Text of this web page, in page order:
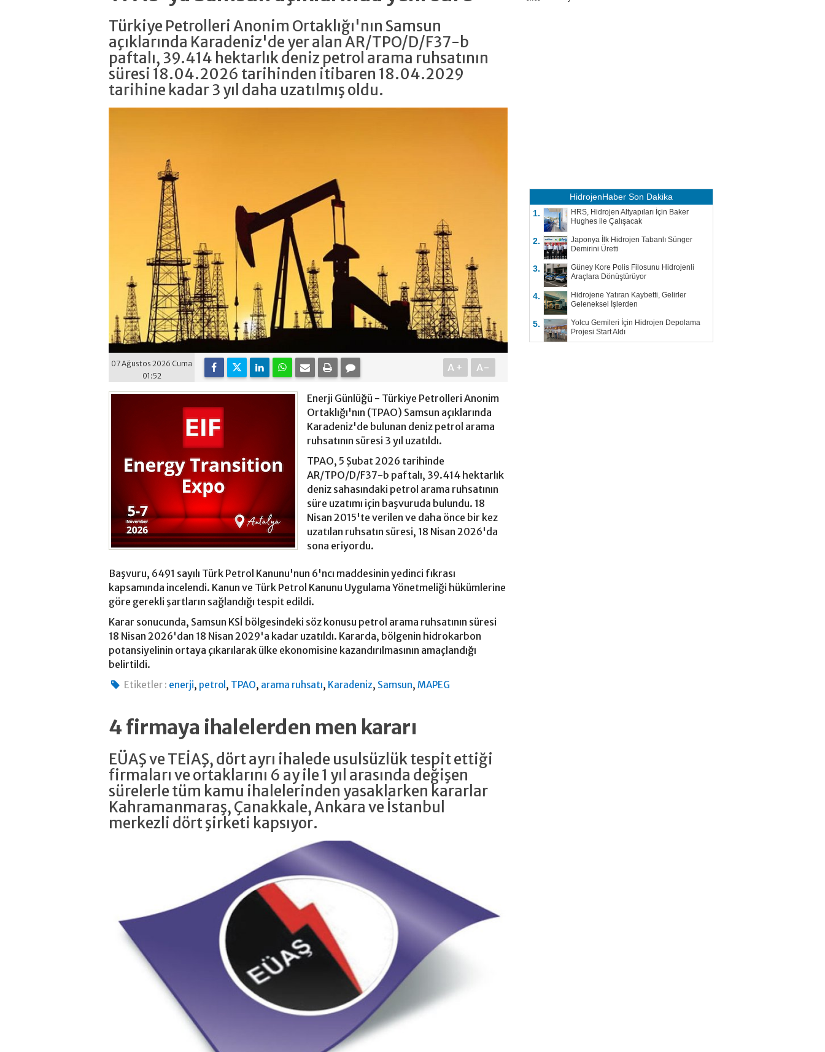
Türkiye Petrolleri Anonim Ortaklığı'nın Samsun
açıklarında Karadeniz'de yer alan AR/TPO/D/F37-b
paftalı, 39.414 hektarlık deniz petrol arama ruhsatının
süresi 18.04.2026 tarihinden itibaren 18.04.2029
tarihine kadar 3 yıl daha uzatılmış oldu.
07 Ağustos 2026 Cuma
01:52
A+ A-
Enerji Günlüğü - Türkiye Petrolleri Anonim
Ortaklığı'nın (TPAO) Samsun açıklarında
Karadeniz'de bulunan deniz petrol arama
ruhsatının süresi 3 yıl uzatıldı.
TPAO, 5 Şubat 2026 tarihinde
AR/TPO/D/F37-b paftalı, 39.414 hektarlık
deniz sahasındaki petrol arama ruhsatının
süre uzatımı için başvuruda bulundu. 18
Nisan 2015'te verilen ve daha önce bir kez
uzatılan ruhsatın süresi, 18 Nisan 2026'da
sona eriyordu.
Başvuru, 6491 sayılı Türk Petrol Kanunu'nun 6'ncı maddesinin yedinci fıkrası
kapsamında incelendi. Kanun ve Türk Petrol Kanunu Uygulama Yönetmeliği hükümlerine
göre gerekli şartların sağlandığı tespit edildi.
Karar sonucunda, Samsun KSİ bölgesindeki söz konusu petrol arama ruhsatının süresi
18 Nisan 2026'dan 18 Nisan 2029'a kadar uzatıldı. Kararda, bölgenin hidrokarbon
potansiyelinin ortaya çıkarılarak ülke ekonomisine kazandırılmasının amaçlandığı
belirtildi.
Etiketler : enerji, petrol , TPAO, arama ruhsatı, Karadeniz, Samsun,MAPEG
4 firmaya ihalelerden men kararı
EÜAŞ ve TEİAŞ, dört ayrı ihalede usulsüzlük tespit ettiği
firmaları ve ortaklarını 6 ay ile 1 yıl arasında değişen
sürelerle tüm kamu ihalelerinden yasaklarken kararlar
Kahramanmaraş, Çanakkale, Ankara ve İstanbul
merkezli dört şirketi kapsıyor.
HidrojenHaber Son Dakika
1.
HRS, Hidrojen Altyapıları İçin Baker
Hughes ile Çalışacak
2.
Japonya İlk Hidrojen Tabanlı Sünger
Demirini Üretti
3.
Güney Kore Polis Filosunu Hidrojenli
Araçlara Dönüştürüyor
4.
Hidrojene Yatıran Kaybetti, Gelirler
Geleneksel İşlerden
5.
Yolcu Gemileri İçin Hidrojen Depolama
Projesi Start Aldı